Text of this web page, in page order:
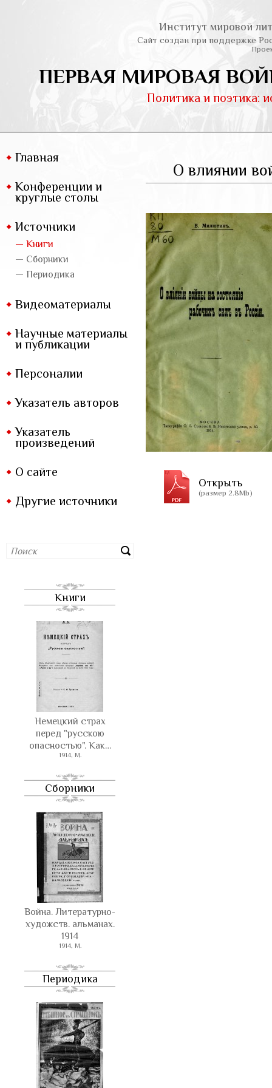
Институт мировой
Сайт создан при поддержке
ПЕРВАЯ МИРОВАЯ
Политика и поэтика:
Главная
Конференции и
круглые столы
Источники
— Книги
— Сборники
— Периодика
Видеоматериалы
Научные материалы
и публикации
Персоналии
Указатель авторов
Указатель
произведений
О сайте
Другие источники
Книги
Немецкий страх
перед "русскою
опасностью". Как…
1914, М.
Сборники
Война. Литературно-
художств. альманах.
1914
1914, М.
Периодика
О влиянии
Открыть
(размер 2.8Mb)